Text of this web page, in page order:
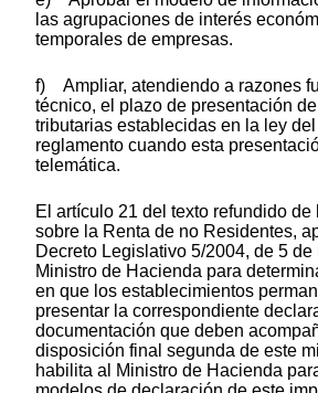
las agrupaciones de interés
temporales de empresas.
f) Ampliar, atendiendo a razones
técnico, el plazo de presentación
tributarias establecidas en la ley
reglamento cuando esta
telemática.
El artículo 21 del texto refundido
sobre la Renta de no Residentes,
Decreto Legislativo 5/2004, de 5 de
Ministro de Hacienda para
en que los establecimientos
presentar la correspondiente
documentación que deben
disposición final segunda de este
habilita al Ministro de Hacienda